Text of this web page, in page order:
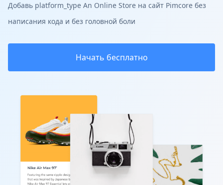
Добавь platform_type An Online Store на сайт Pimcore без
написания кода и без головной боли
Начать бесплатно